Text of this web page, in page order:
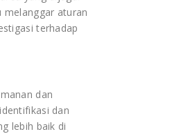
melanggar aturan
terhadap
dan
dan
lebih baik di